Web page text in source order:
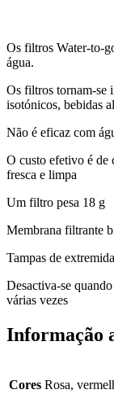
Os filtros Water-to-
água.
Os filtros tornam-se
isotónicos, bebidas
Não é eficaz com
O custo efetivo é de
fresca e limpa
Um filtro pesa 18 g
Membrana filtrante
Tampas de
Desactiva-se
várias vezes
Informação
Cores Rosa,